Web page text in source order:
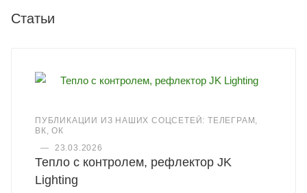
Статьи
ПУБЛИКАЦИИ ИЗ НАШИХ СОЦСЕТЕЙ: ТЕЛЕГРАМ,
ВК, ОК
—
23.03.2026
Тепло с контролем, рефлектор JK
Lighting